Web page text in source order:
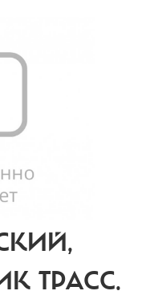
ТРАСС.